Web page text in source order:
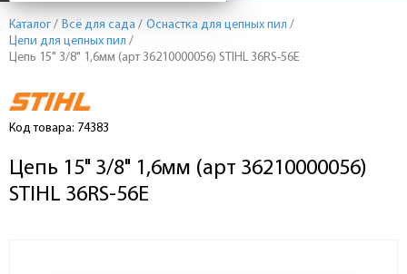
Каталог / Всё для сада / Оснастка для цепных пил /
Цепи для цепных пил /
Цепь 15" 3/8" 1,6мм (арт 36210000056) STIHL 36RS-56E
Код товара: 74383
Цепь 15" 3/8" 1,6мм (арт 36210000056)
STIHL 36RS-56E